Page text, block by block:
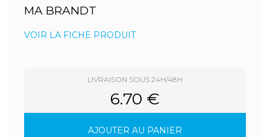
MA BRANDT
VOIR LA FICHE PRODUIT
LIVRAISON SOUS 24H/48H
6.70 €
AJOUTER AU PANIER